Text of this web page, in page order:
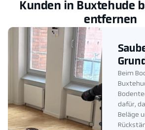
Kunden in Buxtehude
entfernen
Beim
dafür,
Beläge